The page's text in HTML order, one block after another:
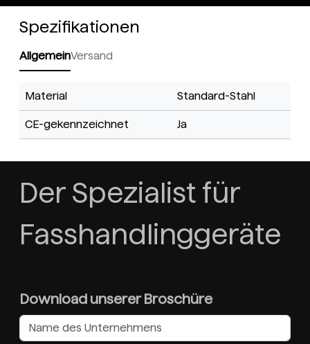
Spezifikationen
AllgemeinVersand
Material Standard-Stahl
CE-gekennzeichnet Ja
Der Spezialist für
Fasshandlinggeräte
Download unserer Broschüre